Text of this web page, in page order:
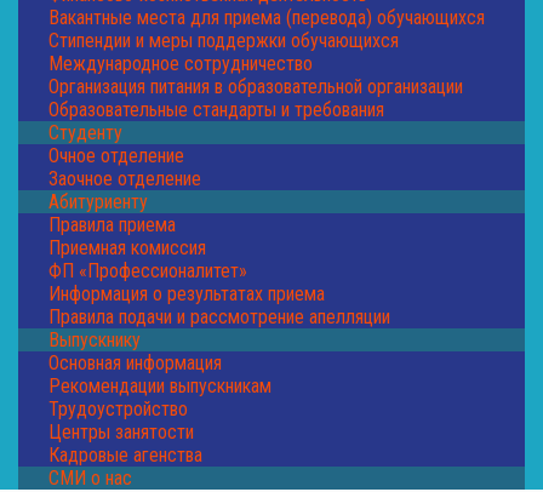
Вакантные места для приема (перевода) обучающихся
Стипендии и меры поддержки обучающихся
Международное сотрудничество
Организация питания в образовательной организации
Образовательные стандарты и требования
Студенту
Очное отделение
Заочное отделение
Абитуриенту
Правила приема
Приемная комиссия
ФП «Профессионалитет»
Информация о результатах приема
Правила подачи и рассмотрение апелляции
Выпускнику
Основная информация
Рекомендации выпускникам
Трудоустройство
Центры занятости
Кадровые агенства
СМИ о нас